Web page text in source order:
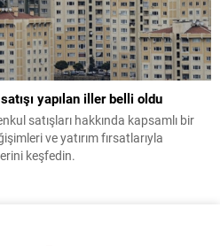
yapılan iller belli oldu
satışları hakkında kapsamlı bir
ve yatırım fırsatlarıyla
keşfedin.